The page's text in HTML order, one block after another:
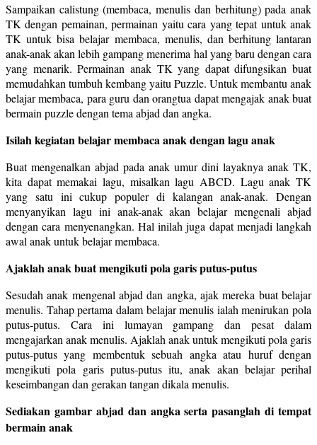
Sampaikan calistung (membaca, menulis dan berhitung) pada anak
TK dengan pemainan, permainan yaitu cara yang tepat untuk anak
TK untuk bisa belajar membaca, menulis, dan berhitung lantaran
anak-anak akan lebih gampang menerima hal yang baru dengan cara
yang menarik. Permainan anak TK yang dapat difungsikan buat
memudahkan tumbuh kembang yaitu Puzzle. Untuk membantu anak
belajar membaca, para guru dan orangtua dapat mengajak anak buat
bermain puzzle dengan tema abjad dan angka.
Isilah kegiatan belajar membaca anak dengan lagu anak
Buat mengenalkan abjad pada anak umur dini layaknya anak TK,
kita dapat memakai lagu, misalkan lagu ABCD. Lagu anak TK
yang satu ini cukup populer di kalangan anak-anak. Dengan
menyanyikan lagu ini anak-anak akan belajar mengenali abjad
dengan cara menyenangkan. Hal inilah juga dapat menjadi langkah
awal anak untuk belajar membaca.
Ajaklah anak buat mengikuti pola garis putus-putus
Sesudah anak mengenal abjad dan angka, ajak mereka buat belajar
menulis. Tahap pertama dalam belajar menulis ialah menirukan pola
putus-putus. Cara ini lumayan gampang dan pesat dalam
mengajarkan anak menulis. Ajaklah anak untuk mengikuti pola garis
putus-putus yang membentuk sebuah angka atau huruf dengan
mengikuti pola garis putus-putus itu, anak akan belajar perihal
keseimbangan dan gerakan tangan dikala menulis.
Sediakan gambar abjad dan angka serta pasanglah di tempat
bermain anak